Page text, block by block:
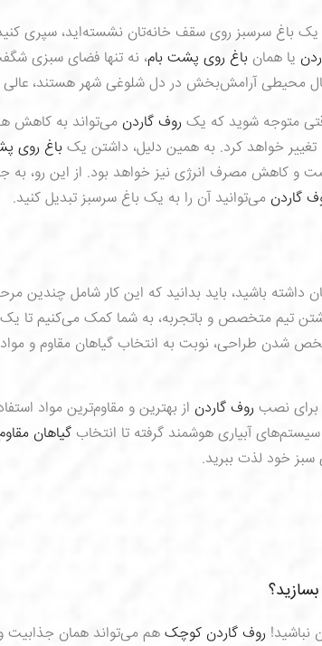
باغ سرسبز روی سقف خانه‌تان نشسته‌اید، سپری
یا همان باغ روی پشت بام، نه تنها فضای سبزی
محیطی آرامش‌بخش در دل شلوغی شهر هستند،
متوجه شوید که یک روف گاردن می‌تواند به کاهش
خواهد کرد. به همین دلیل، داشتن یک باغ روی
و کاهش مصرف انرژی نیز خواهد بود. از این رو، به
گاردن می‌توانید آن را به یک باغ سرسبز تبدیل کنید.
داشته باشید، باید بدانید که این کار شامل چندین
تیم متخصص و باتجربه، به شما کمک می‌کنیم تا
شدن طراحی، نوبت به انتخاب گیاهان مقاوم و
برای نصب روف گاردن از بهترین و مقاوم‌ترین مواد
آبیاری هوشمند گرفته تا انتخاب گیاهان
سبز خود لذت ببرید.
نباشید! روف گاردن کوچک هم می‌تواند همان جذابیت